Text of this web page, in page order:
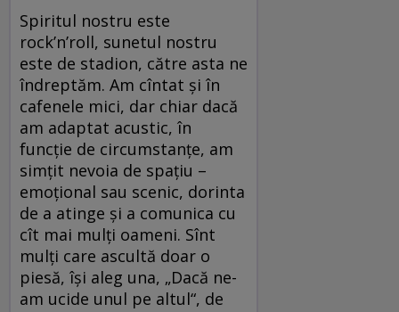
Spiritul nostru este
rock’n’roll, sunetul nostru
este de stadion, către asta ne
îndreptăm. Am cîntat și în
cafenele mici, dar chiar dacă
am adaptat acustic, în
funcție de circumstanțe, am
simțit nevoia de spațiu –
emoțional sau scenic, dorinta
de a atinge și a comunica cu
cît mai mulți oameni. Sînt
mulți care ascultă doar o
piesă, își aleg una, „Dacă ne-
am ucide unul pe altul“, de